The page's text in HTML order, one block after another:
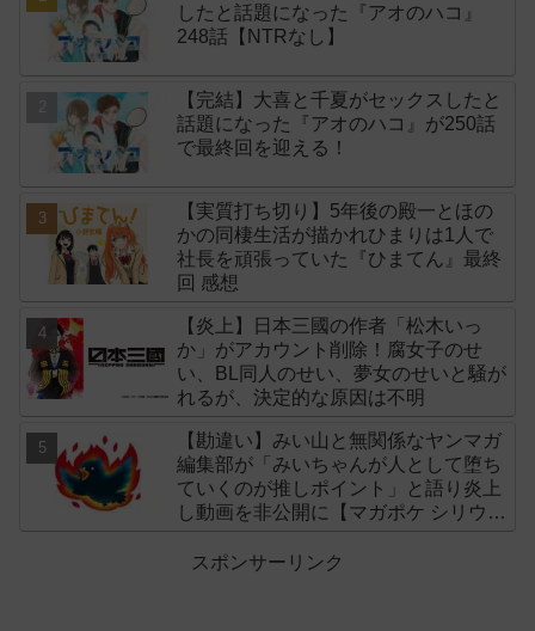
したと話題になった『アオのハコ』
248話【NTRなし】
【完結】大喜と千夏がセックスしたと
話題になった『アオのハコ』が250話
で最終回を迎える！
【実質打ち切り】5年後の殿一とほの
かの同棲生活が描かれひまりは1人で
社長を頑張っていた『ひまてん』最終
回 感想
【炎上】日本三國の作者「松木いっ
か」がアカウント削除！腐女子のせ
い、BL同人のせい、夢女のせいと騒が
れるが、決定的な原因は不明
【勘違い】みい山と無関係なヤンマガ
編集部が「みいちゃんが人として堕ち
ていくのが推しポイント」と語り炎上
し動画を非公開に【マガポケ シリウ
スポンサーリンク